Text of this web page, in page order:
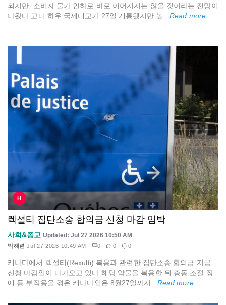
되지만, 소비자 물가 인하로 바로 이어지지는 않을 것이라는 전망이
나왔다.고디 하우 국제대교가 27일 개통됐지만 높... Read more...
H
렉설티 집단소송 합의금 신청 마감 임박
사회&종교 Updated: Jul 27 2026 10:50 AM
박해련 Jul 27 2026 10:49 AM 0 0 0
캐나다에서 렉설티(Rexulti) 복용과 관련한 집단소송 합의금 지급
신청 마감일이 다가오고 있다.해당 약물을 복용한 뒤 충동 조절 장
애 등 부작용을 겪은 캐나다인은 8월27일까지... Read more...